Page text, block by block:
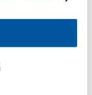
información
la